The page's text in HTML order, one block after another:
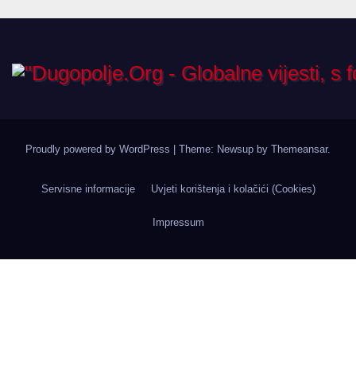
Proudly powered by WordPress | Theme: Newsup by Themeansar.
Servisne informacije Uvjeti korištenja i kolačići (Cookies)
Impressum